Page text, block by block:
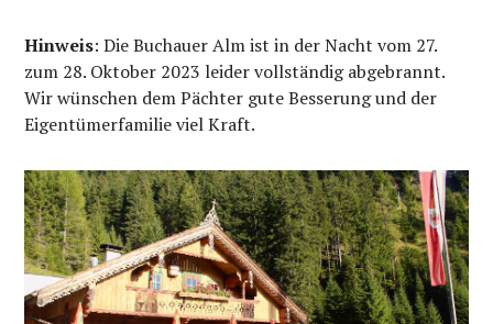
Hinweis: Die Buchauer Alm ist in der Nacht vom 27.
zum 28. Oktober 2023 leider vollständig abgebrannt.
Wir wünschen dem Pächter gute Besserung und der
Eigentümerfamilie viel Kraft.